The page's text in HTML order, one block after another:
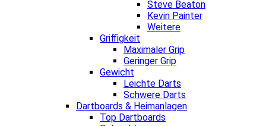
Steve Beaton
Kevin Painter
Weitere
Griffigkeit
Maximaler Grip
Geringer Grip
Gewicht
Leichte Darts
Schwere Darts
Dartboards & Heimanlagen
Top Dartboards